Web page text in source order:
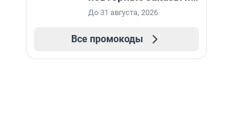
промокоду НАБЕРИ
До 31 августа, 2026
Все промокоды